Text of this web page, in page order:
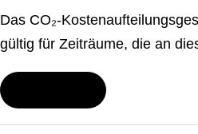
vor.
flä­
che
gemeint?
Das CO₂-
gültig für Zeiträume, die an
tritt
das